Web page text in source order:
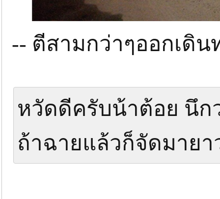
-- ตีสามกว่าๆออกเดิน
หวัดดีครับน้าต้อย นึก
ถ้าฉายแล้วก็จัดมาย